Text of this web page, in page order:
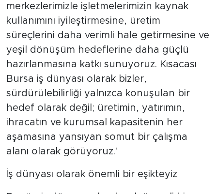
merkezlerimizle işletmelerimizin kaynak
kullanımını iyileştirmesine, üretim
süreçlerini daha verimli hale getirmesine ve
yeşil dönüşüm hedeflerine daha güçlü
hazırlanmasına katkı sunuyoruz. Kısacası
Bursa iş dünyası olarak bizler,
sürdürülebilirliği yalnızca konuşulan bir
hedef olarak değil; üretimin, yatırımın,
ihracatın ve kurumsal kapasitenin her
aşamasına yansıyan somut bir çalışma
alanı olarak görüyoruz.'
İş dünyası olarak önemli bir eşikteyiz